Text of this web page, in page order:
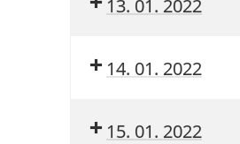
13. 01. 2022
14. 01. 2022
15. 01. 2022